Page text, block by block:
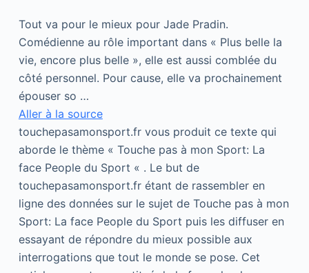
Tout va pour le mieux pour Jade Pradin.
Comédienne au rôle important dans « Plus belle la
vie, encore plus belle », elle est aussi comblée du
côté personnel. Pour cause, elle va prochainement
épouser so …
Aller à la source
touchepasamonsport.fr vous produit ce texte qui
aborde le thème « Touche pas à mon Sport: La
face People du Sport « . Le but de
touchepasamonsport.fr étant de rassembler en
ligne des données sur le sujet de Touche pas à mon
Sport: La face People du Sport puis les diffuser en
essayant de répondre du mieux possible aux
interrogations que tout le monde se pose. Cet